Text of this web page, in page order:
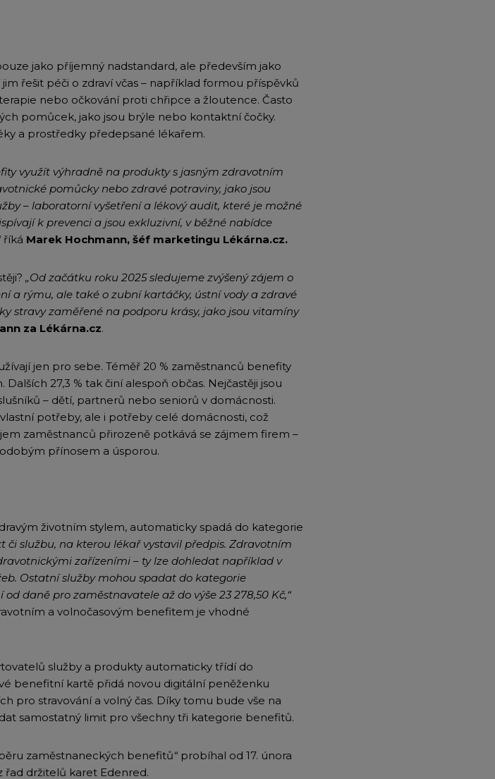
jako příjemný nadstandard, ale především jako
řešit péči o zdraví včas – například formou příspěvků
nebo očkování proti chřipce a žloutence. Často
pomůcek, jako jsou brýle nebo kontaktní čočky.
a prostředky předepsané lékařem.
využít výhradně na produkty s jasným zdravotním
pomůcky nebo zdravé potraviny, jako jsou
– laboratorní vyšetření a lékový audit, které je možné
k prevenci a jsou exkluzivní, v běžné nabídce
říká Marek Hochmann, šéf marketingu Lékárna.cz.
„Od začátku roku 2025 sledujeme zvýšený zájem o
a rýmu, ale také o zubní kartáčky, ústní vody a zdravé
stravy zaměřené na podporu krásy, jako jsou vitamíny
za Lékárna.cz.
jen pro sebe. Téměř 20 % zaměstnanců benefity
27,3 % tak činí alespoň občas. Nejčastěji jsou
– dětí, partnerů nebo seniorů v domácnosti.
potřeby, ale i potřeby celé domácnosti, což
zaměstnanců přirozeně potkává se zájmem firem –
přínosem a úsporou.
životním stylem, automaticky spadá do kategorie
či službu, na kterou lékař vystavil předpis. Zdravotním
zařízeními – ty lze dohledat například v
Ostatní služby mohou spadat do kategorie
daně pro zaměstnavatele až do výše 23 278,50 Kč,“
a volnočasovým benefitem je vhodné
služby a produkty automaticky třídí do
benefitní kartě přidá novou digitální peněženku
pro stravování a volný čas. Díky tomu bude vše na
samostatný limit pro všechny tři kategorie benefitů.
zaměstnaneckých benefitů“ probíhal od 17. února
řad držitelů karet Edenred.